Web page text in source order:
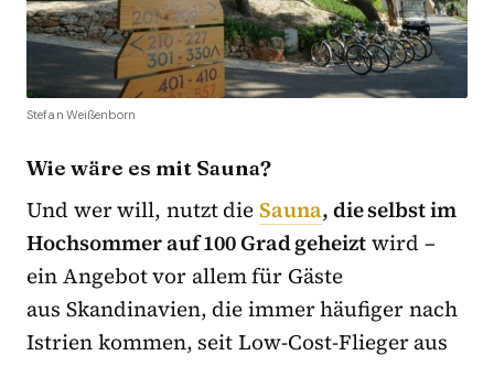
Stefan Weißenborn
Wie wäre es mit Sauna?
Und wer will, nutzt dieSauna, die selbst im
Hochsommer auf 100 Grad geheiztwird –
ein Angebot vor allem für Gäste
aus Skandinavien, die immer häufiger nach
Istrien kommen, seit Low-Cost-Flieger aus